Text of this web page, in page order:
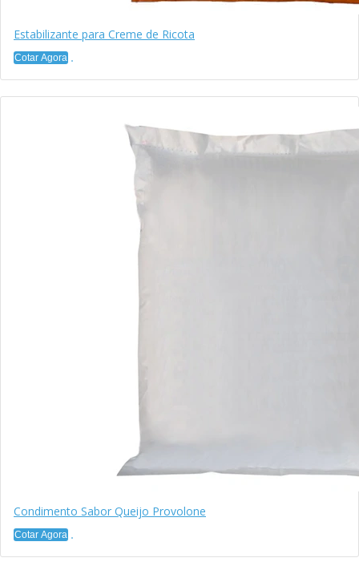
Estabilizante para Creme de Ricota
Cotar Agora
Condimento Sabor Queijo Provolone
Cotar Agora